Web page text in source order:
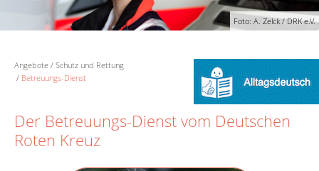
Foto: A. Zelck / DRK e.V.
Angebote
Schutz und Rettung
Betreuungs-Dienst
Der Betreuungs-Dienst vom Deutschen
Roten Kreuz